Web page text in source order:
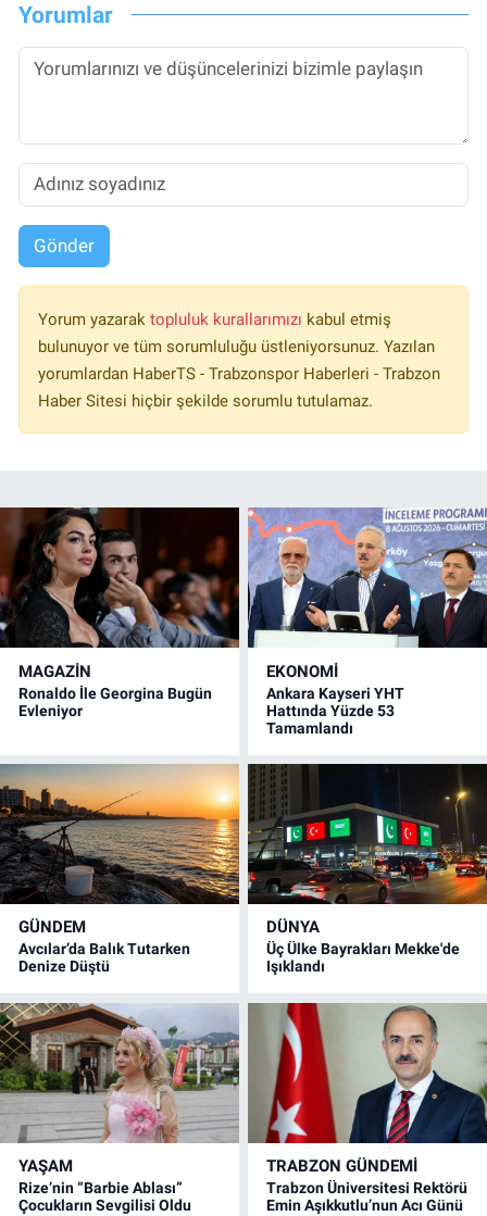
Yorumlar
Gönder
Yorum yazarak topluluk kurallarımızı kabul etmiş
bulunuyor ve tüm sorumluluğu üstleniyorsunuz. Yazılan
yorumlardan HaberTS - Trabzonspor Haberleri - Trabzon
Haber Sitesi hiçbir şekilde sorumlu tutulamaz.
MAGAZİN
Ronaldo İle Georgina Bugün
Evleniyor
EKONOMİ
Ankara Kayseri YHT
Hattında Yüzde 53
Tamamlandı
GÜNDEM
Avcılar’da Balık Tutarken
Denize Düştü
DÜNYA
Üç Ülke Bayrakları Mekke'de
Işıklandı
YAŞAM
Rize’nin “Barbie Ablası”
Çocukların Sevgilisi Oldu
TRABZON GÜNDEMİ
Trabzon Üniversitesi Rektörü
Emin Aşıkkutlu’nun Acı Günü